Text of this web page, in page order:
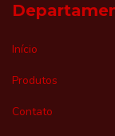
Início
Produtos
Contato